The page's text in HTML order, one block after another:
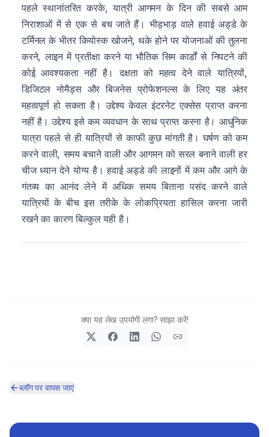
पहले स्थानांतरित करके, यात्री आगमन के दिन की सबसे आम
निराशाओं में से एक से बच जाते हैं। भीड़भाड़ वाले हवाई अड्डे के
टर्मिनल के भीतर कियोस्क खोजने, थके होने पर योजनाओं की तुलना
करने, लाइन में प्रतीक्षा करने या भौतिक सिम कार्डों से निपटने की
कोई आवश्यकता नहीं है। दक्षता को महत्व देने वाले यात्रियों,
डिजिटल नोमैड्स और बिजनेस प्रोफेशनल्स के लिए यह अंतर
महत्वपूर्ण हो सकता है। उद्देश्य केवल इंटरनेट एक्सेस प्राप्त करना
नहीं है। उद्देश्य इसे कम व्यवधान के साथ प्राप्त करना है। आधुनिक
यात्रा पहले से ही यात्रियों से काफी कुछ मांगती है। घर्षण को कम
करने वाली, समय बचाने वाली और आगमन को सरल बनाने वाली हर
चीज ध्यान देने योग्य है। हवाई अड्डे की लाइनों में कम और आगे के
गंतव्य का आनंद लेने में अधिक समय बिताना पसंद करने वाले
यात्रियों के बीच इस तरीके के लोकप्रियता हासिल करना जारी
रखने का कारण बिल्कुल यही है।
क्या यह लेख उपयोगी लगा? साझा करें!
ब्लॉग पर वापस जाएं